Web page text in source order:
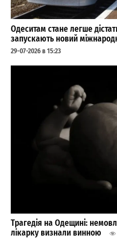
Одеситам стане легше
запускають новий
29-07-2026 в 15:23
Трагедія на Одещині:
лікарку визнали винною